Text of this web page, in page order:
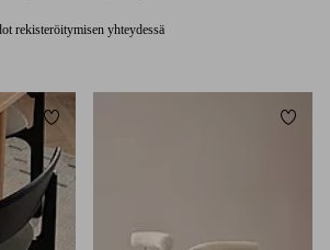
rekisteröitymisen yhteydessä
Lisää suosikkeihin Lisää